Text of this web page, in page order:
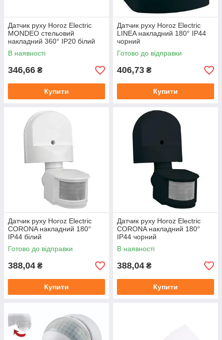
Датчик руху Horoz Electric
MONDEO стельовий
накладний 360° IP20 білий
В наявності
346,66 ₴
Купити
Датчик руху Horoz Electric
LINEA накладний 180° IP44
чорний
Готово до відправки
406,73 ₴
Купити
Датчик руху Horoz Electric
CORONA накладний 180°
IP44 білий
Готово до відправки
388,04 ₴
Купити
Датчик руху Horoz Electric
CORONA накладний 180°
IP44 чорний
В наявності
388,04 ₴
Купити